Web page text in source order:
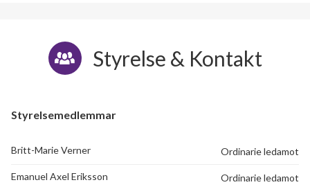
30
Styrelse & Kontakt
Styrelsemedlemmar
Britt-Marie Verner Ordinarie ledamot
Emanuel Axel Eriksson Ordinarie ledamot